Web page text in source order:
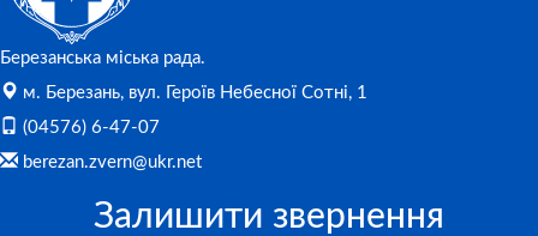
Березанська міська рада.
м. Березань, вул. Героїв Небесної Сотні, 1
(04576) 6-47-07
berezan.zvern@ukr.net
Залишити звернення